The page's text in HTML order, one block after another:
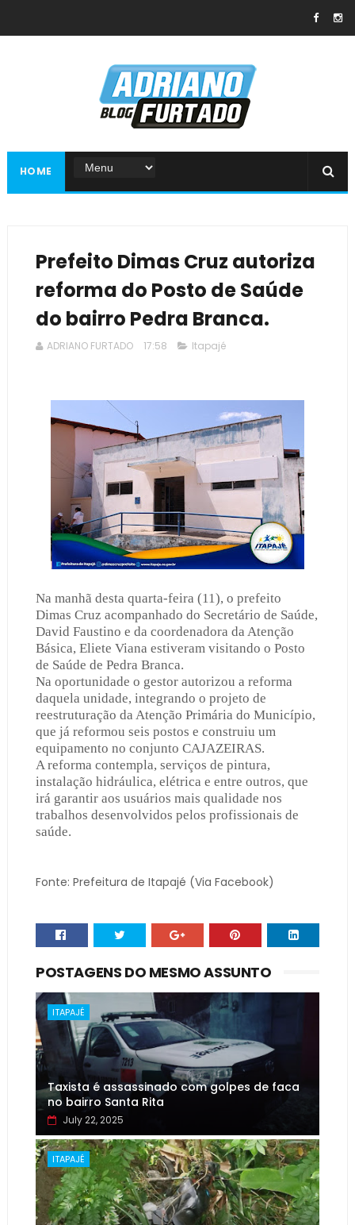
HOME
Prefeito Dimas Cruz autoriza
reforma do Posto de Saúde
do bairro Pedra Branca.
ADRIANO FURTADO 17:58 Itapajé
Na manhã desta quarta-feira (11), o prefeito
Dimas Cruz acompanhado do Secretário de Saúde,
David Faustino e da coordenadora da Atenção
Básica, Eliete Viana estiveram visitando o Posto
de Saúde de Pedra Branca.
Na oportunidade o gestor autorizou a reforma
daquela unidade, integrando o projeto de
reestruturação da Atenção Primária do Município,
que já reformou seis postos e construiu um
equipamento no conjunto CAJAZEIRAS.
A reforma contempla, serviços de pintura,
instalação hidráulica, elétrica e entre outros, que
irá garantir aos usuários mais qualidade nos
trabalhos desenvolvidos pelos profissionais de
saúde.
Fonte: Prefeitura de Itapajé (Via Facebook)
POSTAGENS DO MESMO ASSUNTO
ITAPAJÉ
Taxista é assassinado com golpes de faca
no bairro Santa Rita
July 22, 2025
ITAPAJÉ